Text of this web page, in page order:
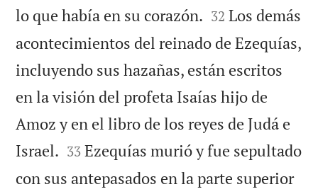
lo que había en su corazón. 

32 Los demás
acontecimientos del reinado de Ezequías,
incluyendo sus hazañas, están escritos
en la visión del profeta Isaías hijo de
Amoz y en el libro de los reyes de Judá e
Israel. 

33 Ezequías murió y fue sepultado
con sus antepasados en la parte superior